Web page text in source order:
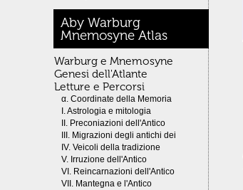
Aby Warburg
Mnemosyne Atlas
Warburg e Mnemosyne
Genesi dell'Atlante
Letture e Percorsi
α. Coordinate della Memoria
I. Astrologia e mitologia
II. Preconiazioni dell'Antico
III. Migrazioni degli antichi dei
IV. Veicoli della tradizione
V. Irruzione dell'Antico
VI. Reincarnazioni dell'Antico
VII. Mantegna e l'Antico